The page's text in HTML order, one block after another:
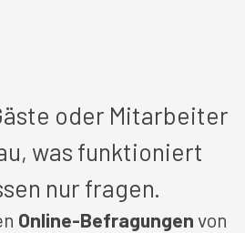
oder Mitarbeiter
was funktioniert
nur fragen.
Online-Befragungen von